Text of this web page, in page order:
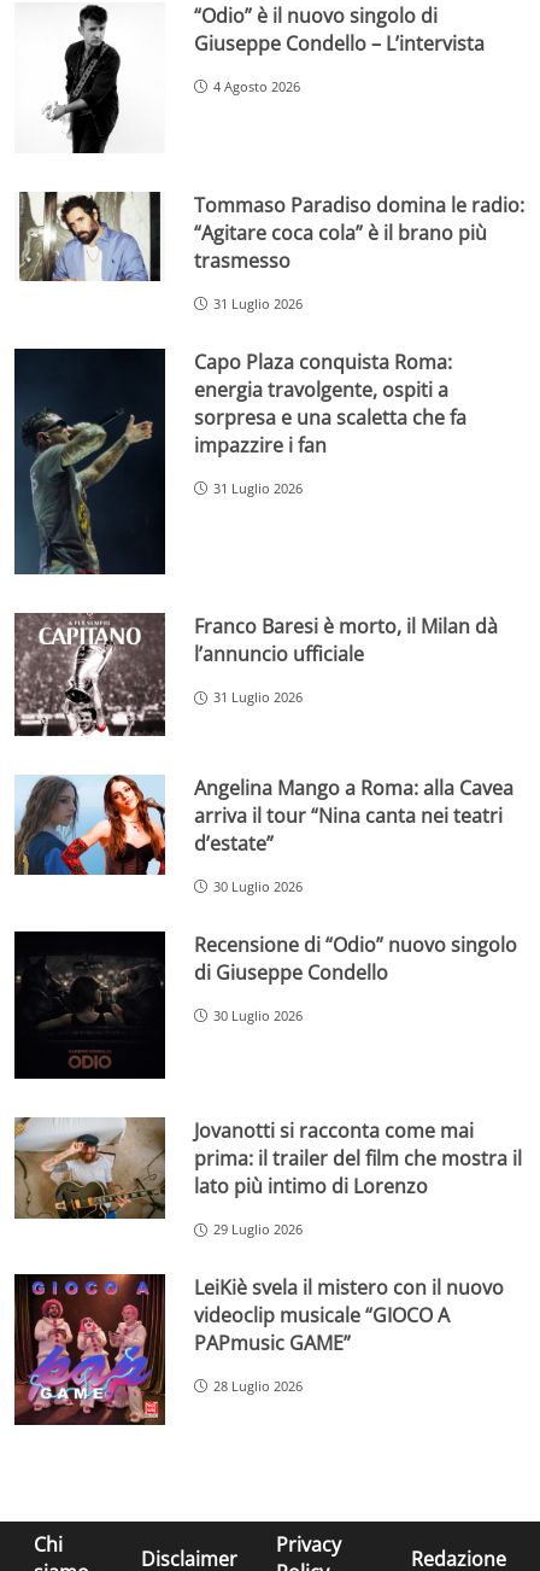
“Odio” è il nuovo singolo di
Giuseppe Condello – L’intervista
4 Agosto 2026
Tommaso Paradiso domina le radio:
“Agitare coca cola” è il brano più
trasmesso
31 Luglio 2026
Capo Plaza conquista Roma:
energia travolgente, ospiti a
sorpresa e una scaletta che fa
impazzire i fan
31 Luglio 2026
Franco Baresi è morto, il Milan dà
l’annuncio ufficiale
31 Luglio 2026
Angelina Mango a Roma: alla Cavea
arriva il tour “Nina canta nei teatri
d’estate”
30 Luglio 2026
Recensione di “Odio” nuovo singolo
di Giuseppe Condello
30 Luglio 2026
Jovanotti si racconta come mai
prima: il trailer del film che mostra il
lato più intimo di Lorenzo
29 Luglio 2026
LeiKiè svela il mistero con il nuovo
videoclip musicale “GIOCO A
PAPmusic GAME”
28 Luglio 2026
Chi
Disclaimer
Privacy
Redazione